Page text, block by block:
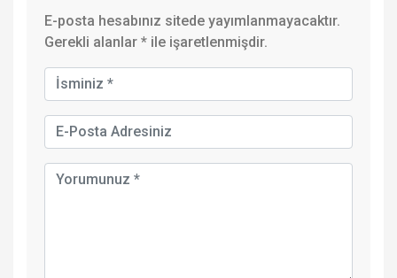
E-posta hesabınız sitede yayımlanmayacaktır.
Gerekli alanlar * ile işaretlenmişdir.